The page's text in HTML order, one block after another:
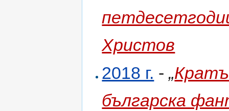
Христов
2018 г. -„
българска